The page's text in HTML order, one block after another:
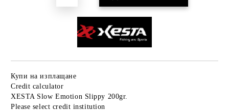
Купи на изплащане
Credit calculator
XESTA Slow Emotion Slippy 200gr.
Please select credit institution